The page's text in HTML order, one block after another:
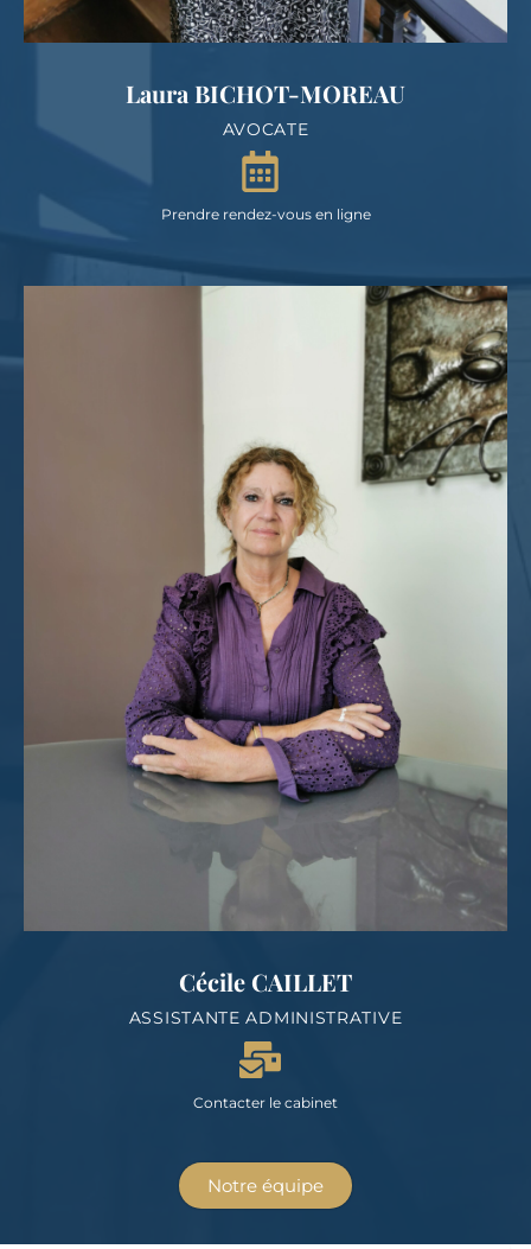
Laura BICHOT-MOREAU
AVOCATE
Prendre rendez-vous en ligne
Cécile CAILLET
ASSISTANTE ADMINISTRATIVE
Contacter le cabinet
Notre équipe